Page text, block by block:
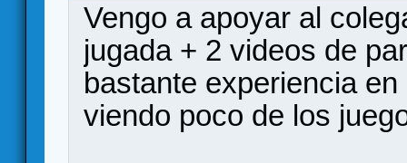
Vengo a apoyar al
jugada + 2 videos de
bastante experiencia
viendo poco de los